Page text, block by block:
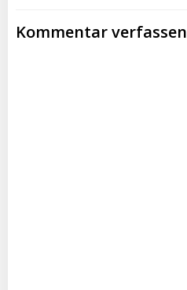
Kommentar verfassen